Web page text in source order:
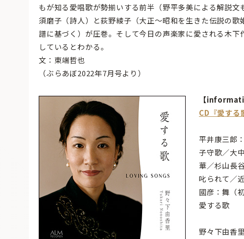
もが知る愛唱歌が勢揃いする前半（野平多美による解説
須磨子（詩人）と荻野綾子（大正〜昭和を生きた伝説の
譜に基づく）が圧巻。そして今日の声楽家に愛される木
しているとわかる。
文：東端哲也
（ぶらあぼ2022年7月号より）
【
CD『愛する
平井康三郎
子守歌／大
華／杉山長
叱られて／
國彦：舞（
愛する歌
野々下由香